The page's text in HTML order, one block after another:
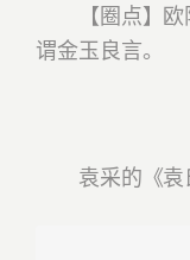
【圈点】
谓金玉良言。
袁采的《袁